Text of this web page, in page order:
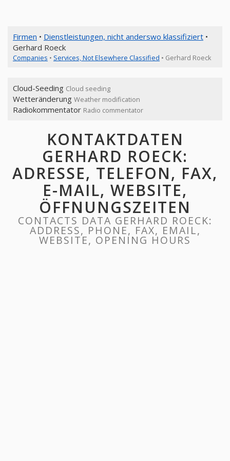
Firmen • Dienstleistungen, nicht anderswo klassifiziert •
Gerhard Roeck
Companies • Services, Not Elsewhere Classified • Gerhard Roeck
Cloud-Seeding Cloud seeding
Wetteränderung Weather modification
Radiokommentator Radio commentator
KONTAKTDATEN
GERHARD ROECK:
ADRESSE, TELEFON, FAX,
E-MAIL, WEBSITE,
ÖFFNUNGSZEITEN
CONTACTS DATA GERHARD ROECK:
ADDRESS, PHONE, FAX, EMAIL,
WEBSITE, OPENING HOURS